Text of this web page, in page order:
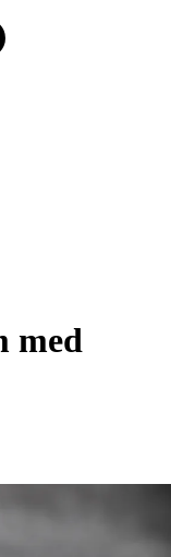
med